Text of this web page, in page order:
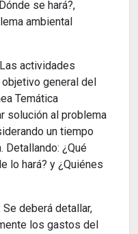
se hará?,
ambiental
actividades
general del
Temática
solución al problema
un tiempo
Detallando: ¿Qué
lo hará? y ¿Quiénes
deberá detallar,
los gastos del